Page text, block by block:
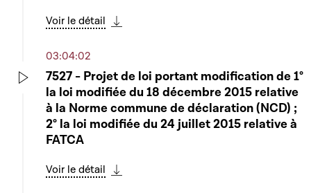
Voir le détail
03:04:02
7527 - Projet de loi portant modification de 1°
la loi modifiée du 18 décembre 2015 relative
à la Norme commune de déclaration (NCD) ;
2° la loi modifiée du 24 juillet 2015 relative à
FATCA
Voir le détail